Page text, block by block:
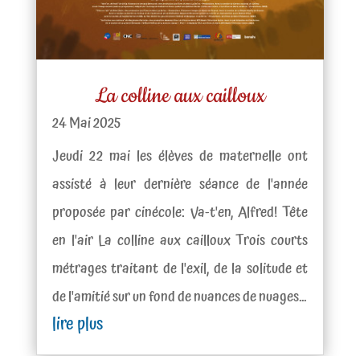
La colline aux cailloux
24 Mai 2025
Jeudi 22 mai les élèves de maternelle ont
assisté à leur dernière séance de l'année
proposée par cinécole: Va-t'en, Alfred! Tête
en l'air La colline aux cailloux Trois courts
métrages traitant de l'exil, de la solitude et
de l'amitié sur un fond de nuances de nuages...
lire plus